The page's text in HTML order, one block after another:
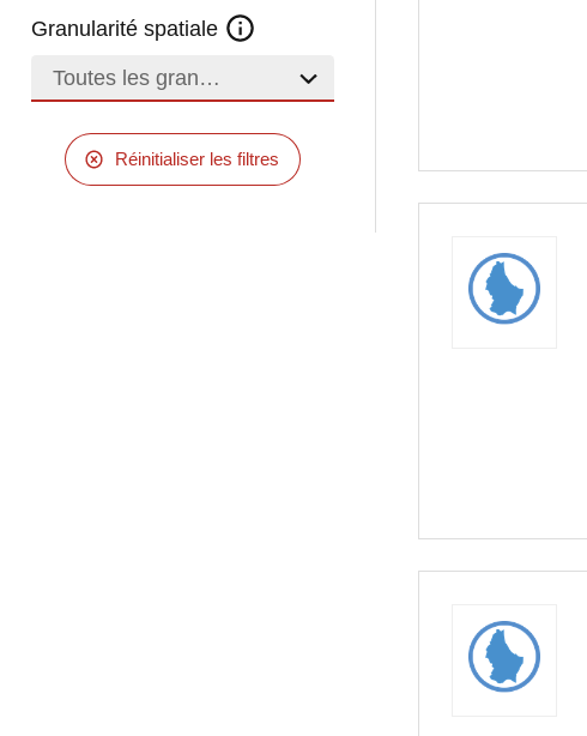
Granularité spatiale
Toutes les granularités
Réinitialiser les filtres